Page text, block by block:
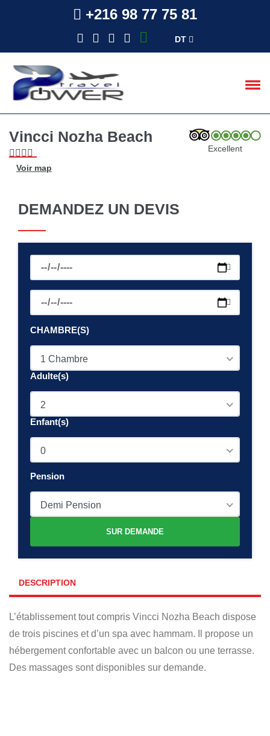
+216 98 77 75 81
DT
Vincci Nozha Beach
Voir map
Excellent
DEMANDEZ UN DEVIS
CHAMBRE(S)
1 Chambre
Adulte(s)
2
Enfant(s)
0
Pension
Demi Pension
SUR DEMANDE
DESCRIPTION
L’établissement tout compris Vincci Nozha Beach dispose
de trois piscines et d’un spa avec hammam. Il propose un
hébergement confortable avec un balcon ou une terrasse.
Des massages sont disponibles sur demande.